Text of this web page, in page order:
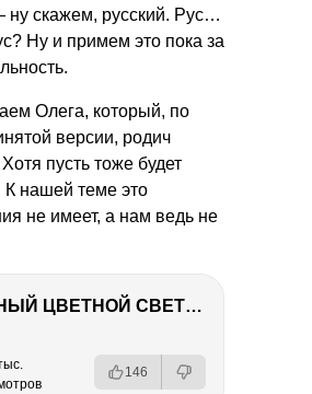
скажем, русский. Рус…
Ну и примем это пока за
Олега, который, по
версии, родич
пусть тоже будет
К нашей теме это
не имеет, а нам ведь не
МОЩНЫЙ ЦВЕТНОЙ СВЕТ – NANLITE FC-500C
146